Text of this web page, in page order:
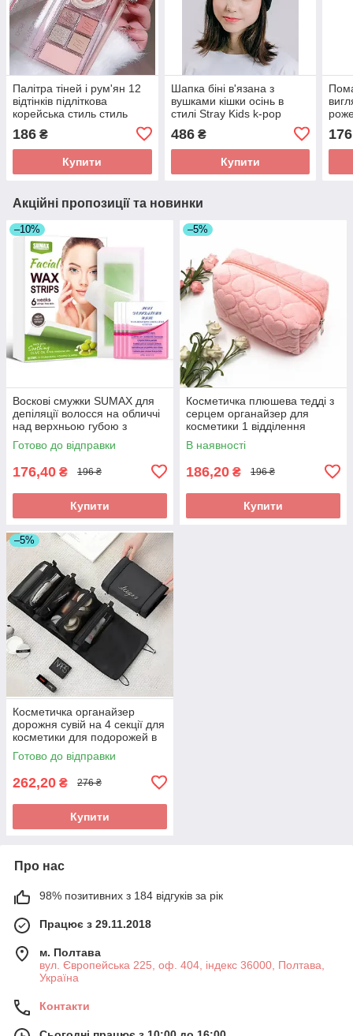
Палітра тіней і рум'ян 12
відтінків підліткова
корейська стиль стиль
186 ₴
Купити
Шапка біні в'язана з
вушками кішки осінь в
стилі Stray Kids k-pop
486₴
Купити
176
Акційні пропозиції та новинки
–10%
Воскові смужки SUMAX для
депіляції волосся на обличчі
над верхньою губою з
оливковим екстрактом, 30шт
Готово до відправки
176,40 ₴ 196 ₴
Купити
–5%
Косметичка плюшева тедді з
серцем органайзер для
косметики 1 відділення
рожева
В наявності
186,20 ₴ 196 ₴
Купити
–5%
Косметичка органайзер
дорожня сувій на 4 секції для
косметики для подорожей в
дорогу чорний
Готово до відправки
262,20 ₴ 276 ₴
Купити
Про нас
98% позитивних з 184 відгуків за рік
Працює з 29.11.2018
м. Полтава
вул. Європейська 225, оф. 404, індекс 36000, Полтава,
Україна
Контакти